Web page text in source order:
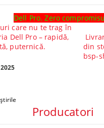
Dell Pro. Zero
care nu te trag în
Dell Pro – rapidă,
puternică.
din
bsp-
Producatori